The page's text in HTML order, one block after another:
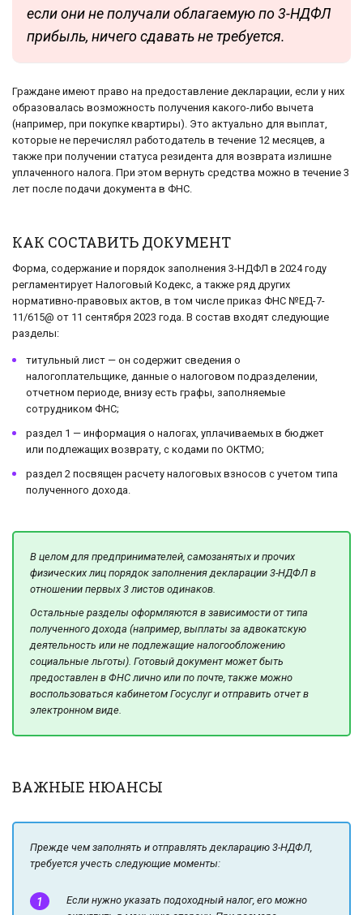
если они не получали облагаемую по 3-НДФЛ
прибыль, ничего сдавать не требуется.
Граждане имеют право на предоставление декларации, если у них
образовалась возможность получения какого-либо вычета
(например, при покупке квартиры). Это актуально для выплат,
которые не перечислял работодатель в течение 12 месяцев, а
также при получении статуса резидента для возврата излишне
уплаченного налога. При этом вернуть средства можно в течение 3
лет после подачи документа в ФНС.
КАК СОСТАВИТЬ ДОКУМЕНТ
Форма, содержание и порядок заполнения 3-НДФЛ в 2024 году
регламентирует Налоговый Кодекс, а также ряд других
нормативно-правовых актов, в том числе приказ ФНС №ЕД-7-
11/615@ от 11 сентября 2023 года. В состав входят следующие
разделы:
титульный лист — он содержит сведения о
налогоплательщике, данные о налоговом подразделении,
отчетном периоде, внизу есть графы, заполняемые
сотрудником ФНС;
раздел 1 — информация о налогах, уплачиваемых в бюджет
или подлежащих возврату, с кодами по ОКТМО;
раздел 2 посвящен расчету налоговых взносов с учетом типа
полученного дохода.
В целом для предпринимателей, самозанятых и прочих
физических лиц порядок заполнения декларации 3-НДФЛ в
отношении первых 3 листов одинаков.
Остальные разделы оформляются в зависимости от типа
полученного дохода (например, выплаты за адвокатскую
деятельность или не подлежащие налогообложению
социальные льготы). Готовый документ может быть
предоставлен в ФНС лично или по почте, также можно
воспользоваться кабинетом Госуслуг и отправить отчет в
электронном виде.
ВАЖНЫЕ НЮАНСЫ
Прежде чем заполнять и отправлять декларацию 3-НДФЛ,
требуется учесть следующие моменты:
Если нужно указать подоходный налог, его можно